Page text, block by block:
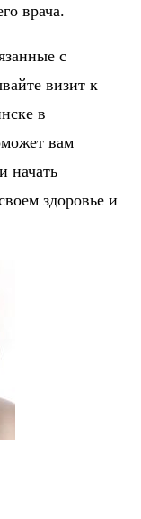
врача.
с
визит к
в
вам
начать
здоровье и